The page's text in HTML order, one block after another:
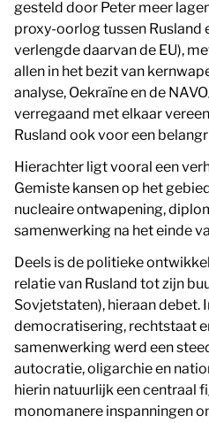
gesteld door Peter meer
proxy-oorlog tussen Rusland
verlengde daarvan de EU),
allen in het bezit van
analyse, Oekraïne en de
verregaand met elkaar
Rusland ook voor een
Hierachter ligt vooral een
Gemiste kansen op het
nucleaire ontwapening,
samenwerking na het einde
Deels is de politieke
relatie van Rusland tot zijn
Sovjetstaten), hieraan debet.
democratisering, rechtstaat
samenwerking werd een
autocratie, oligarchie en
hierin natuurlijk een centraal
monomanere inspanningen